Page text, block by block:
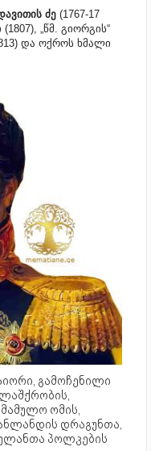
ძე (1767-17
„წმ. გიორგის“
და ოქროს ხმალი
გამოჩენილი
ომის,
დრაგუნთა,
პოლკების